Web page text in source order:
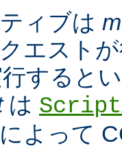
ィブは
エスト
すると
は
によって